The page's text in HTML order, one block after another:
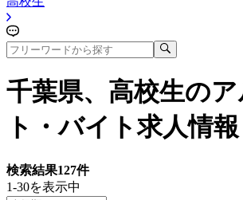
千葉県、高校生のア
ト・バイト求人情報
検索結果127件
1-30を表示中